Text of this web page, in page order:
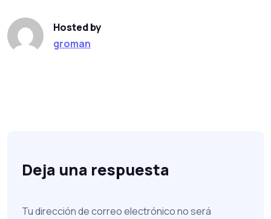
Hosted by
groman
Deja una respuesta
Tu dirección de correo electrónico no será